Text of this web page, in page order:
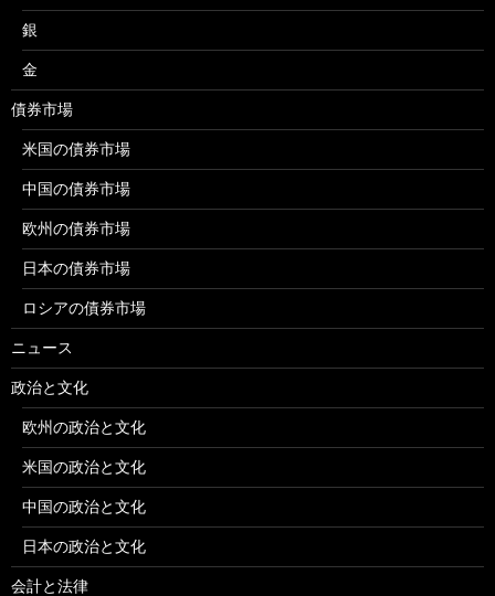
銀
金
債券市場
米国の債券市場
中国の債券市場
欧州の債券市場
日本の債券市場
ロシアの債券市場
ニュース
政治と文化
欧州の政治と文化
米国の政治と文化
中国の政治と文化
日本の政治と文化
会計と法律